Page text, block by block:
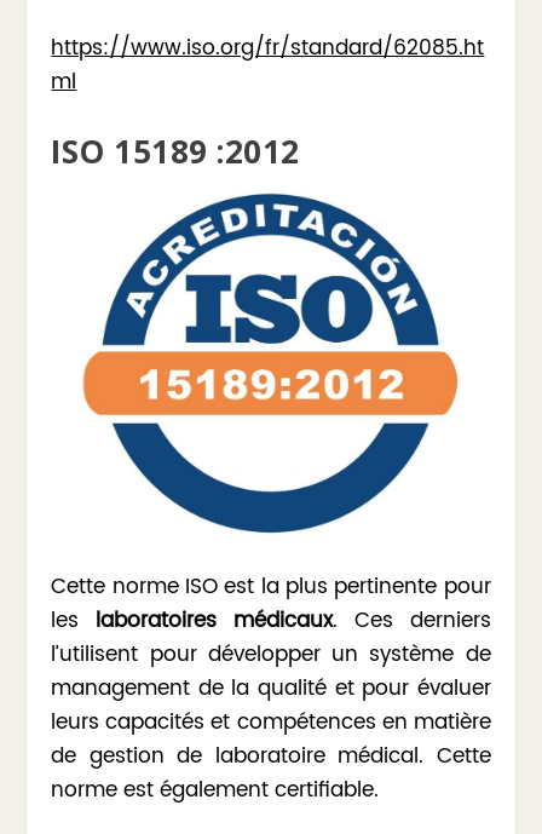
https://www.iso.org/fr/standard/62085.ht
ml
ISO 15189 :2012
Cette norme ISO est la plus pertinente pour
les laboratoires médicaux. Ces derniers
l’utilisent pour développer un système de
management de la qualité et pour évaluer
leurs capacités et compétences en matière
de gestion de laboratoire médical. Cette
norme est également certifiable.